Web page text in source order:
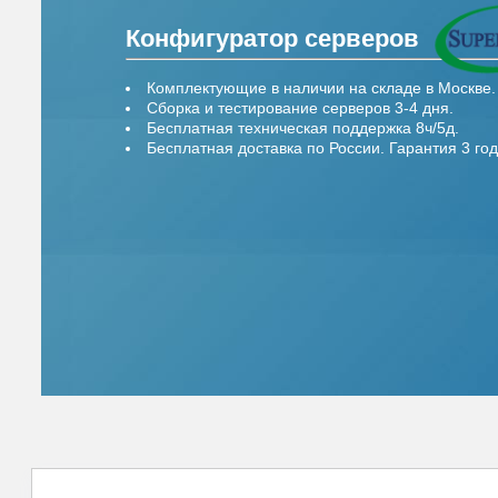
Конфигуратор серверов
Комплектующие в наличии на складе в Москве.
Сборка и тестирование серверов 3-4 дня.
Бесплатная техническая поддержка 8ч/5д.
Бесплатная доставка по России. Гарантия 3